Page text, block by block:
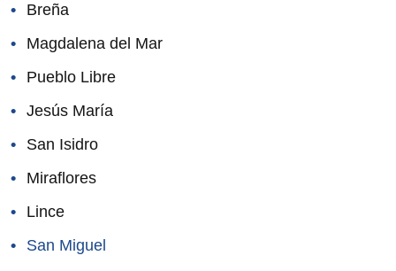
Breña
Magdalena del Mar
Pueblo Libre
Jesús María
San Isidro
Miraflores
Lince
San Miguel